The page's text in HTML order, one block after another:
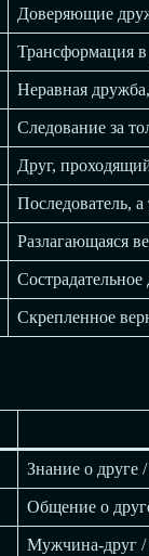
Доверяющие
Трансформация
Неравная
Следование за
Друг,
Последователь,
Разлагающаяся
Скрепленное
Знание о друге
Общение о
Мужчина-друг /